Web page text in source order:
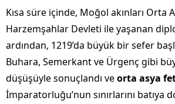
Kısa süre içinde, Moğol akınları Orta
Harzemşahlar Devleti ile yaşanan
ardından, 1219’da büyük bir sefer
Buhara, Semerkant ve Ürgenç gibi
düşüşüyle sonuçlandı veorta asya
İmparatorluğu’nun sınırlarını batıya